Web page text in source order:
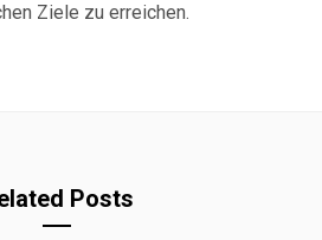
Ziele zu erreichen.
Posts